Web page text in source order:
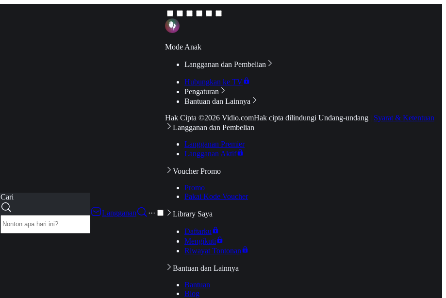
Cari
Langganan
···
Mode Anak
Langganan dan Pembelian
Hubungkan ke TV
Pengaturan
Bantuan dan Lainnya
Hak Cipta ©2026 Vidio.comHak cipta dilindungi Undang-undang | Syarat & Ketentuan
Langganan dan Pembelian
Langganan Premier
Langganan Aktif
Voucher Promo
Promo
Pakai Kode Voucher
Library Saya
Daftarku
Mengikuti
Riwayat Tontonan
Bantuan dan Lainnya
Bantuan
Blog